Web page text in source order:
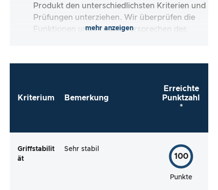
Produkt den unterschiedlichsten Kriterien und
Prüfungen unterziehen. Wir überprüfen die
Funktionen und Produktversprechen des
mehr anzeigen
Kriterium Bemerkung
Erreichte
Punktzahl
*
Griffstabilit
ät
Sehr stabil
100
Punkte